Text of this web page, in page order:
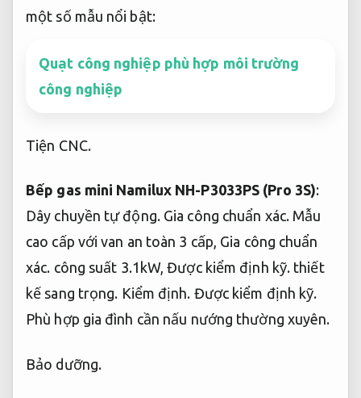
một số mẫu nổi bật:
Quạt công nghiệp phù hợp môi trường
công nghiệp
Tiện CNC.
Bếp gas mini Namilux NH-P3033PS (Pro 3S):
Dây chuyền tự động. Gia công chuẩn xác.Mẫu
cao cấp với van an toàn 3 cấp, Gia công chuẩn
xác. công suất 3.1kW,Được kiểm định kỹ. thiết
kế sang trọng. Kiểm định. Được kiểm định kỹ.
Phù hợp gia đình cần nấu nướng thường xuyên.
Bảo dưỡng.